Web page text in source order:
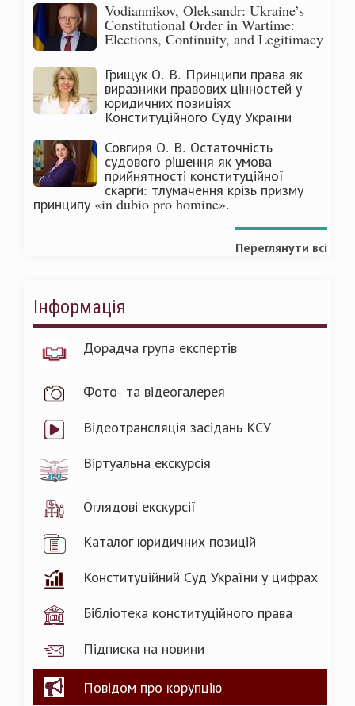
Vodiannikov, Oleksandr: Ukraine’s
Constitutional Order in Wartime:
Elections, Continuity, and Legitimacy
Грищук О. В. Принципи права як
виразники правових цінностей у
юридичних позиціях
Конституційного Суду України
Совгиря О. В. Остаточність
судового рішення як умова
прийнятності конституційної
скарги: тлумачення крізь призму
принципу «in dubio pro homine».
Переглянути всі
Інформація
Дорадча група експертів
Фото- та відеогалерея
Відеотрансляція засідань КСУ
Віртуальна екскурсія
Оглядові екскурсії
Каталог юридичних позицій
Конституційний Суд України у цифрах
Бібліотека конституційного права
Підписка на новини
Повідом про корупцію